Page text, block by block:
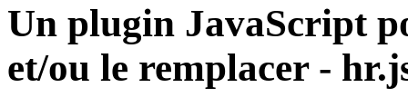
Un plugin JavaScript
et/ou le remplacer -